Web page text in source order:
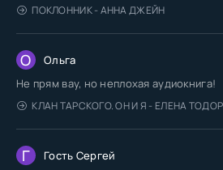
ПОКЛОННИК - АННА ДЖЕЙН
О Ольга
Не прям вау, но неплохая аудиокнига!
КЛАН ТАРСКОГО. ОН И Я - ЕЛЕНА
Г Гость Сергей